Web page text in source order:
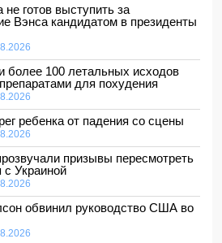
не готов выступить за
Вэнса кандидатом в президенты
более 100 летальных исходов
для похудения
ребенка от падения со сцены
призывы пересмотреть
с Украиной
обвинил руководство США во